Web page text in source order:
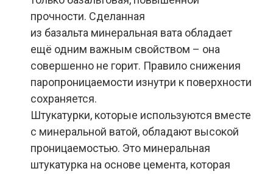
прочности. Сделанная
из базальта минеральная вата обладает
ещё одним важным свойством – она
совершенно не горит. Правило снижения
паропроницаемости изнутри к поверхности
сохраняется.
Штукатурки, которые используются вместе
с минеральной ватой, обладают высокой
проницаемостью. Это минеральная
штукатурка на основе цемента, которая